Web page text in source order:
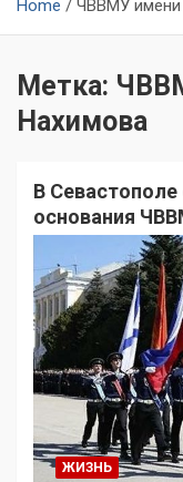
Home ЧВВМУ
Метка:
Нахимова
В
основания
ЖИЗНЬ